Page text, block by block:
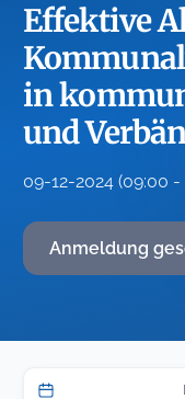
Effektive
in
und
09-12-2024 (09:00 -
Anmeldung